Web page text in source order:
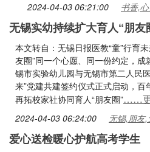
2024-04-03 06:21:00 书香,
无锡实幼持续扩大育人“朋友
本文转自：无锡日报医教“童”行育
友圈”同一个心愿、同一份约定，成
锡市实验幼儿园与无锡市第二人民
来”党建共建签约仪式正式启动，百
再拓校家社协同育人“朋友圈”……
2024-04-03 06:24:00 无锡,朋友
爱心送检暖心护航高考学生